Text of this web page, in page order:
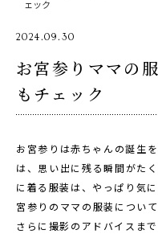
入学・卒業記念
マタニティ
家族写真・記念写真
1歳誕生日
ェック
2024.09.30
お宮参りママの
もチェック
お宮参りは赤ちゃんの誕生
は、思い出に残る瞬間がた
に着る服装は、やっぱり気
宮参りのママの服装につい
さらに撮影のアドバイスま